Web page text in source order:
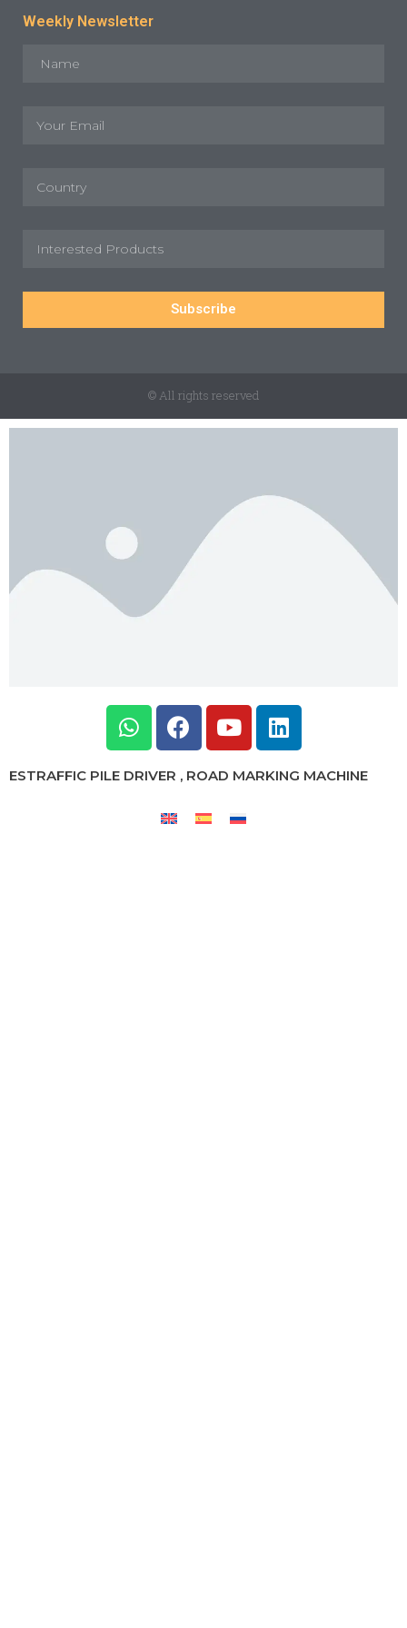
Weekly Newsletter
Subscribe
© All rights reserved
ESTRAFFIC PILE DRIVER , ROAD MARKING MACHINE